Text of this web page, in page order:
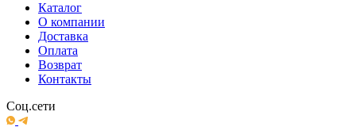
Каталог
О компании
Доставка
Оплата
Возврат
Контакты
Соц.сети